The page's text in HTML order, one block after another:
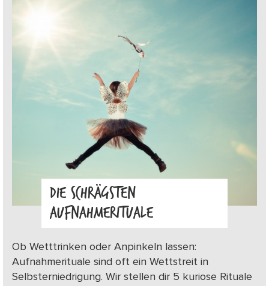
DIE SCHRÄGSTEN
AUFNAHMERITUALE
Ob Wetttrinken oder Anpinkeln lassen:
Aufnahmerituale sind oft ein Wettstreit in
Selbsterniedrigung. Wir stellen dir 5 kuriose Rituale